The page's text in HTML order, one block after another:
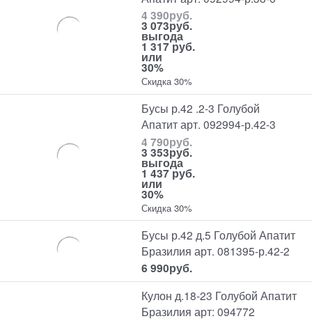
4 390руб.
3 073руб.
выгода
1 317 руб.
или
30%
Скидка 30%
Бусы р.42 .2-3 Голубой
Апатит арт. 092994-р.42-3
4 790руб.
3 353руб.
выгода
1 437 руб.
или
30%
Скидка 30%
Бусы р.42 д.5 Голубой Апатит
Бразилия арт. 081395-р.42-2
6 990руб.
Кулон д.18-23 Голубой Апатит
Бразилия арт: 094772